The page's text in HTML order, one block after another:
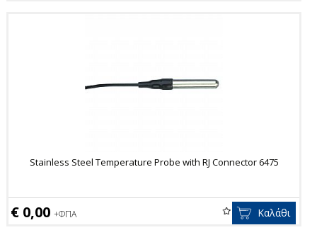
Stainless Steel Temperature Probe with RJ Connector 6475
€ 0,00 +ΦΠΑ Καλάθι